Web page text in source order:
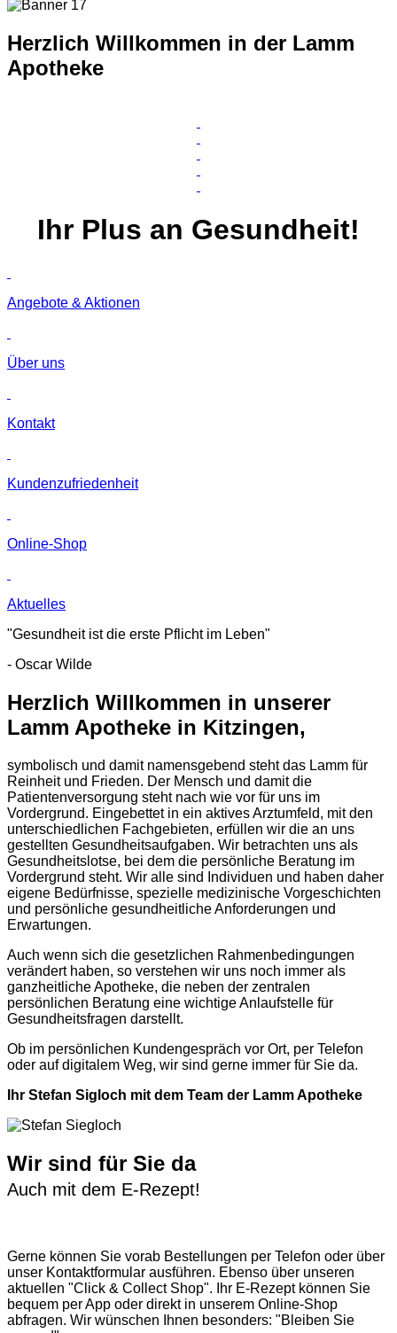
Herzlich Willkommen in der Lamm
Apotheke
Ihr Plus an Gesundheit!
Angebote & Aktionen
Über uns
Kontakt
Kunden­zufriedenheit
Online-Shop
Aktuelles
"Gesundheit ist die erste Pflicht im Leben"
- Oscar Wilde
Herzlich Willkommen in unserer
Lamm Apotheke in Kitzingen,
symbolisch und damit namensgebend steht das Lamm für
Reinheit und Frieden. Der Mensch und damit die
Patientenversorgung steht nach wie vor für uns im
Vordergrund. Eingebettet in ein aktives Arztumfeld, mit den
unterschiedlichen Fachgebieten, erfüllen wir die an uns
gestellten Gesundheitsaufgaben. Wir betrachten uns als
Gesundheitslotse, bei dem die persönliche Beratung im
Vordergrund steht. Wir alle sind Individuen und haben daher
eigene Bedürfnisse, spezielle medizinische Vorgeschichten
und persönliche gesundheitliche Anforderungen und
Erwartungen.
Auch wenn sich die gesetzlichen Rahmenbedingungen
verändert haben, so verstehen wir uns noch immer als
ganzheitliche Apotheke, die neben der zentralen
persönlichen Beratung eine wichtige Anlaufstelle für
Gesundheitsfragen darstellt.
Ob im persönlichen Kundengespräch vor Ort, per Telefon
oder auf digitalem Weg, wir sind gerne immer für Sie da.
Ihr Stefan Sigloch mit dem Team der Lamm Apotheke
Wir sind für Sie da
Auch mit dem E-Rezept!
Gerne können Sie vorab Bestellungen per Telefon oder über
unser Kontaktformular ausführen. Ebenso über unseren
aktuellen "Click & Collect Shop". Ihr E-Rezept können Sie
bequem per App oder direkt in unserem Online-Shop
abfragen. Wir wünschen Ihnen besonders: "Bleiben Sie